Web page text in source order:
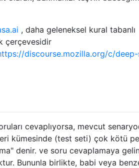
, daha geleneksel kural tabanlı
çerçevesidir
discourse.mozilla.org/c/
cevaplıyorsa, mevcut
kümesinde (test seti) çok kötü
denir. ve soru cevaplamaya
Bununla birlikte, babi veya